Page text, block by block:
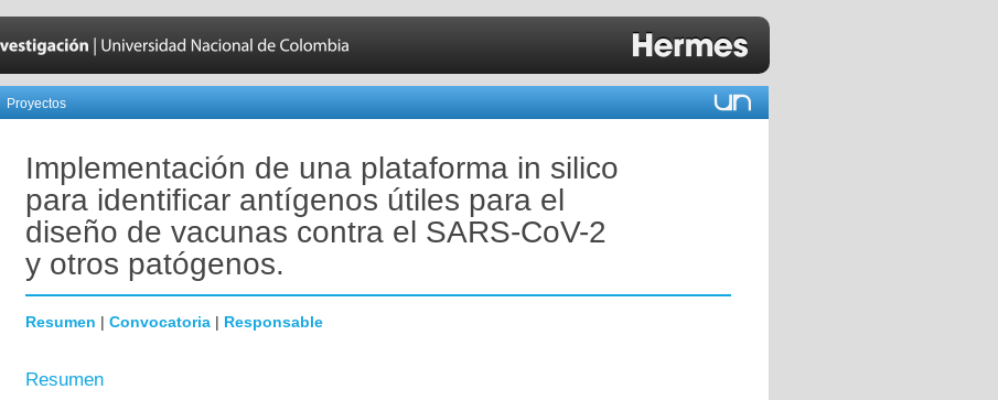
Proyectos
Implementación de una plataforma in silico
para identificar antígenos útiles para el
diseño de vacunas contra el SARS-CoV-2
y otros patógenos.
Resumen | Convocatoria | Responsable
Resumen